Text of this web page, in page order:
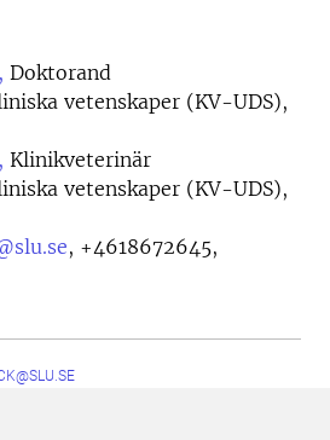
Doktorand
vetenskaper (KV-UDS),
Klinikveterinär
vetenskaper (KV-UDS),
, +4618672645,